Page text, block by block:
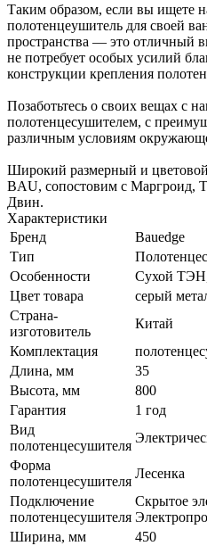
Таким образом, если вы ищете
полотенцеушитель для своей
пространства — это отличный
не потребует особых усилий
конструкции крепления
Позаботьтесь о своих вещах с
полотенцесушителем, c
различным условиям
Широкий размерный и
BAU, сопостовим с Маргроид,
Двин.
Характеристики
Бренд
Bauedge
Тип
Особенности
Сухой
Цвет товара
серый
Страна-
изготовитель
Китай
Комплектация
Длина, мм
35
Высота, мм
800
Гарантия
1 год
Вид
полотенцесушителя
Форма
полотенцесушителя
Лесенка
Подключение
полотенцесушителя
Скрытое
Ширина, мм
450